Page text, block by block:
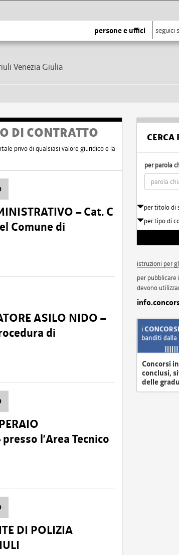
persone e uffici seguici
Venezia Giulia
DI CONTRATTO
privo di qualsiasi valore giuridico e la
– Cat. C
Comune di
ASILO NIDO –
di
l’Area Tecnico
DI POLIZIA
CERCA
per parola
per titolo di
per tipo di
istruzioni per
per pubblicare
devono
Concorsi
conclusi,
delle